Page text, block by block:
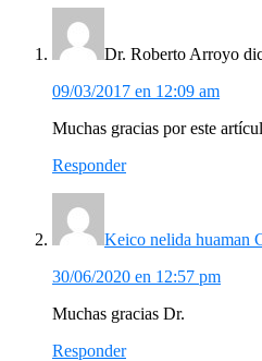
lector
Dr. Roberto Arroyo
09/03/2017 en 12:09 am
Muchas gracias por este
Responder
Keico nelida huaman
30/06/2020 en 12:57 pm
Muchas gracias Dr.
Responder